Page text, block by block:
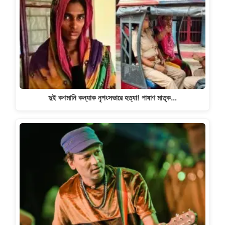
দুই কণমানি কন্যাক নৃশংসভাৱে হত্যা! পাষাণ মাতৃক…